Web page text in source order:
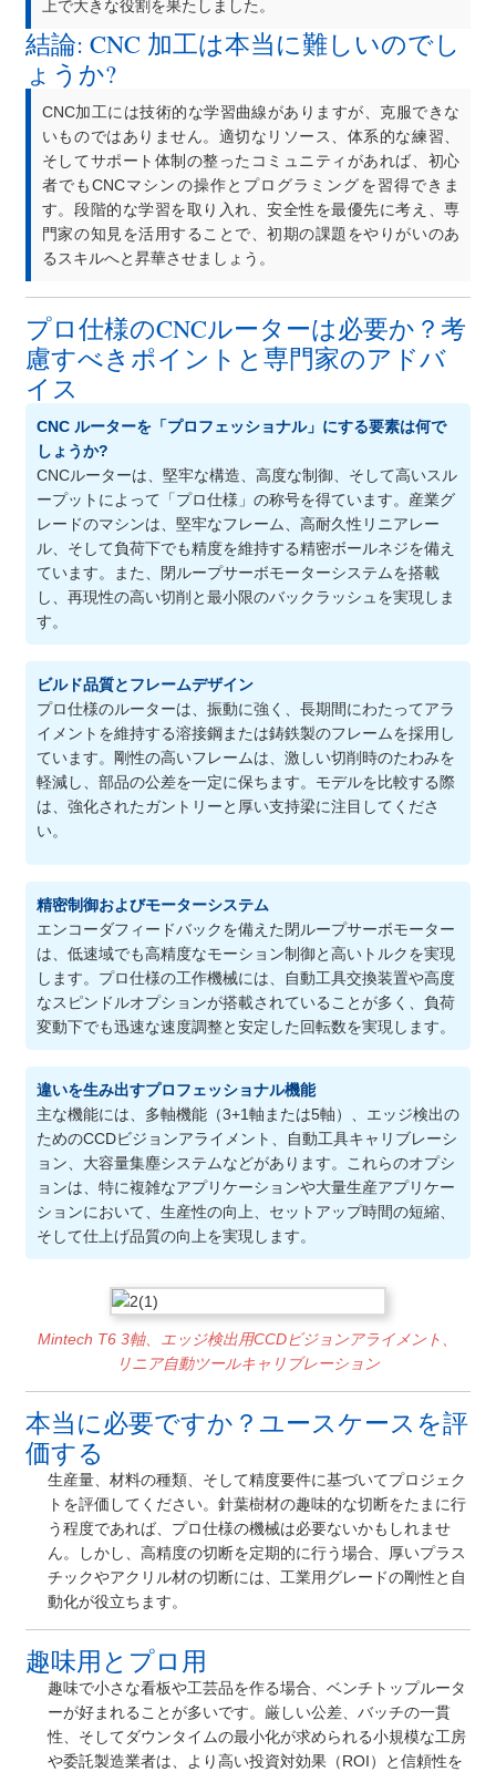
上で大きな役割を果たしました。
結論: CNC 加工は本当に難しいのでし
ょうか?
CNC加工には技術的な学習曲線がありますが、克服できな
いものではありません。適切なリソース、体系的な練習、
そしてサポート体制の整ったコミュニティがあれば、初心
者でもCNCマシンの操作とプログラミングを習得できま
す。段階的な学習を取り入れ、安全性を最優先に考え、専
門家の知見を活用することで、初期の課題をやりがいのあ
るスキルへと昇華させましょう。
プロ仕様のCNCルーターは必要か？考
慮すべきポイントと専門家のアドバ
イス
CNC ルーターを「プロフェッショナル」にする要素は何で
しょうか?
CNCルーターは、堅牢な構造、高度な制御、そして高いスル
ープットによって「プロ仕様」の称号を得ています。産業グ
レードのマシンは、堅牢なフレーム、高耐久性リニアレー
ル、そして負荷下でも精度を維持する精密ボールネジを備え
ています。また、閉ループサーボモーターシステムを搭載
し、再現性の高い切削と最小限のバックラッシュを実現しま
す。
ビルド品質とフレームデザイン
プロ仕様のルーターは、振動に強く、長期間にわたってアラ
イメントを維持する溶接鋼または鋳鉄製のフレームを採用し
ています。剛性の高いフレームは、激しい切削時のたわみを
軽減し、部品の公差を一定に保ちます。モデルを比較する際
は、強化されたガントリーと厚い支持梁に注目してくださ
い。
精密制御およびモーターシステム
エンコーダフィードバックを備えた閉ループサーボモーター
は、低速域でも高精度なモーション制御と高いトルクを実現
します。プロ仕様の工作機械には、自動工具交換装置や高度
なスピンドルオプションが搭載されていることが多く、負荷
変動下でも迅速な速度調整と安定した回転数を実現します。
違いを生み出すプロフェッショナル機能
主な機能には、多軸機能（3+1軸または5軸）、エッジ検出の
ためのCCDビジョンアライメント、自動工具キャリブレーシ
ョン、大容量集塵システムなどがあります。これらのオプシ
ョンは、特に複雑なアプリケーションや大量生産アプリケー
ションにおいて、生産性の向上、セットアップ時間の短縮、
そして仕上げ品質の向上を実現します。
Mintech T6 3軸、エッジ検出用CCDビジョンアライメント、
リニア自動ツールキャリブレーション
本当に必要ですか？ユースケースを評
価する
生産量、材料の種類、そして精度要件に基づいてプロジェク
トを評価してください。針葉樹材の趣味的な切断をたまに行
う程度であれば、プロ仕様の機械は必要ないかもしれませ
ん。しかし、高精度の切断を定期的に行う場合、厚いプラス
チックやアクリル材の切断には、工業用グレードの剛性と自
動化が役立ちます。
趣味用とプロ用
趣味で小さな看板や工芸品を作る場合、ベンチトップルータ
ーが好まれることが多いです。厳しい公差、バッチの一貫
性、そしてダウンタイムの最小化が求められる小規模な工房
や委託製造業者は、より高い投資対効果（ROI）と信頼性を